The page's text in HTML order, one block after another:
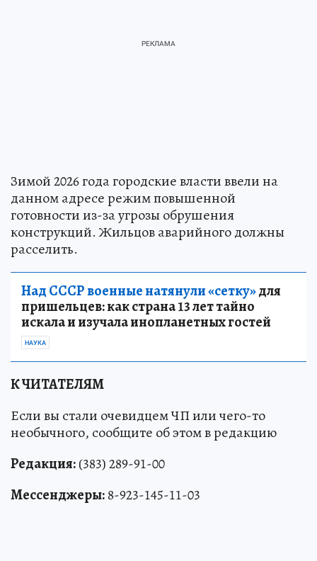
Зимой 2026 года городские власти ввели на
данном адресе режим повышенной
готовности из-за угрозы обрушения
конструкций. Жильцов аварийного должны
расселить.
Над СССР военные натянули «сетку»для
пришельцев: как страна 13 лет тайно
искала и изучала инопланетных гостей
НАУКА
К ЧИТАТЕЛЯМ
Если вы стали очевидцем ЧП или чего-то
необычного, сообщите об этом в редакцию
Редакция:(383) 289-91-00
Мессенджеры:8-923-145-11-03